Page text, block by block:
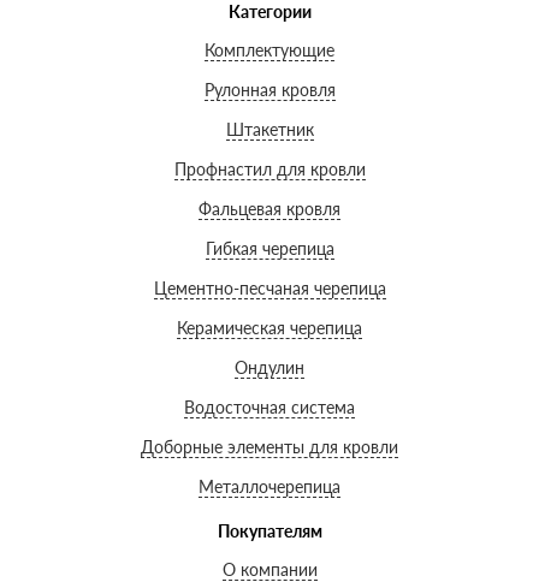
Категории
Комплектующие
Рулонная кровля
Штакетник
Профнастил для кровли
Фальцевая кровля
Гибкая черепица
Цементно-песчаная черепица
Керамическая черепица
Ондулин
Водосточная система
Доборные элементы для кровли
Металлочерепица
Покупателям
О компании